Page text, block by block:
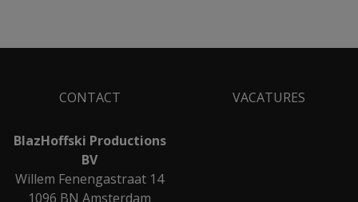
CONTACT
BlazHoffski Productions
BV
Willem Fenengastraat 14
1096 BN Amsterdam
VACATURES